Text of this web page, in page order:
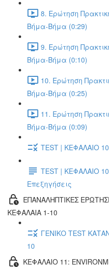
8. Ερώτηση
Βήμα-Βήμα (0:29)
9. Ερώτηση
Βήμα-Βήμα (0:10)
10. Ερώτηση
Βήμα-Βήμα (0:25)
11. Ερώτηση
Βήμα-Βήμα (0:09)
TEST | ΚΕΦΑΛΑΙΟ 10
TEST | ΚΕΦΑΛΑΙΟ
Επεξηγήσεις
ΕΠΑΝΑΛΗΠΤΙΚΕΣ
ΚΕΦΑΛΑΙΑ 1-10
ΓΕΝΙΚΟ TEST
10
ΚΕΦΑΛΑΙΟ 11: